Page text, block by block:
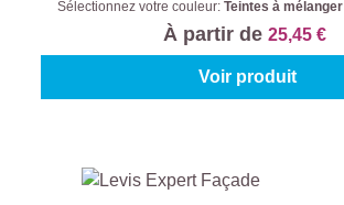
Sélectionnez votre couleur: Teintes à mélanger
À partir de 25,45 €
Voir produit